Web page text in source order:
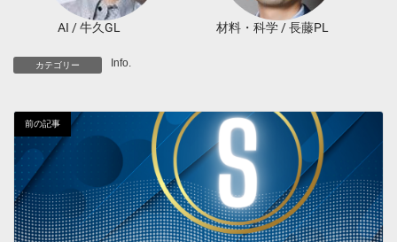
AI / 牛久GL 材料・科学 / 長藤PL
カテゴリー Info.
前の記事